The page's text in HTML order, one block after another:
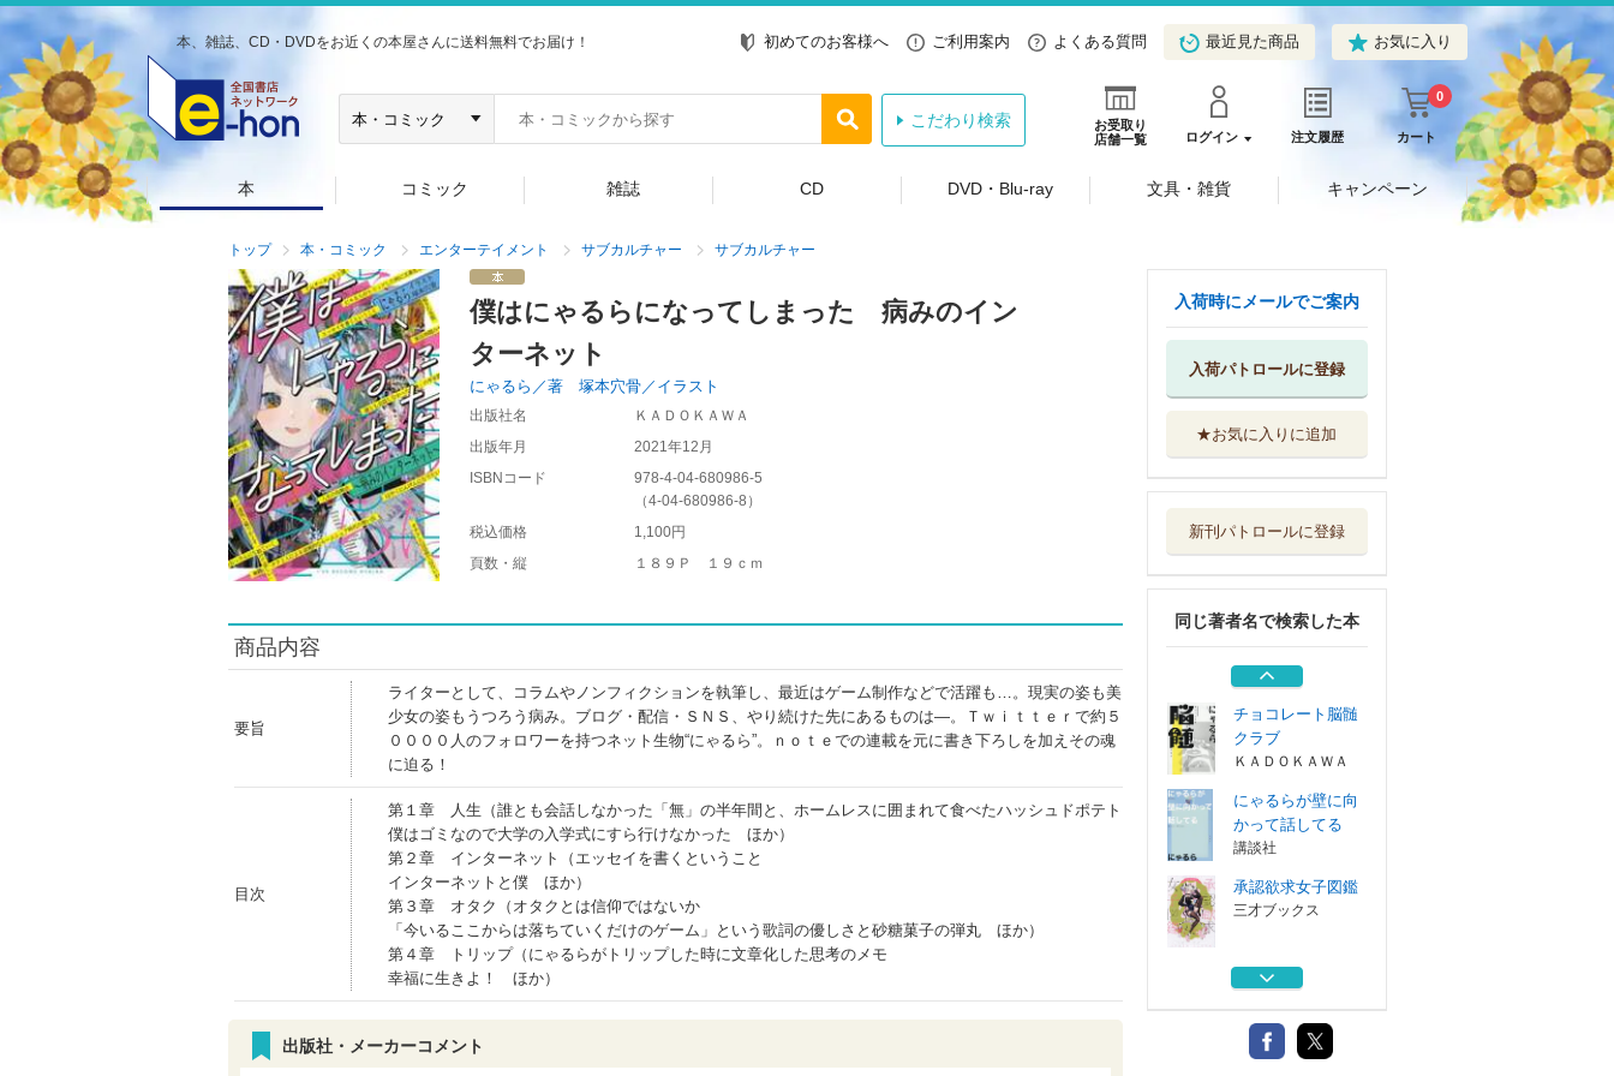
本、雑誌、CD・DVDをお近くの本屋さんに送料無料でお届け！ 初めてのお客様へ ご利用案内 よくある質問 最近見た商品 お気に入り
お受取り
店舗一覧
ログイン 注文履歴 カート
0
こだわり検索
本 コミック 雑誌 CD DVD・Blu-ray 文具・雑貨 キャンペーン
トップ 本・コミック エンターテイメント サブカルチャー サブカルチャー
僕はにゃるらになってしまった 病みのイン
ターネット
にゃるら／著 塚本穴骨／イラスト
出版社名
ＫＡＤＯＫＡＷＡ
出版年月
2021年12月
ISBNコード
978-4-04-680986-5
（4-04-680986-8 ）
税込価格
1,100円
頁数・縦
１８９Ｐ １９ｃｍ
商品内容
要旨
ライターとして、コラムやノンフィクションを執筆し、最近はゲーム制作などで活躍も…。現実の姿も美
少女の姿もうつろう病み。ブログ・配信・ＳＮＳ、やり続けた先にあるものは―。Ｔｗｉｔｔｅｒで約５
００００人のフォロワーを持つネット生物“にゃるら”。ｎｏｔｅでの連載を元に書き下ろしを加えその魂
に迫る！
目次
第１章 人生（誰とも会話しなかった「無」の半年間と、ホームレスに囲まれて食べたハッシュドポテト
僕はゴミなので大学の入学式にすら行けなかった ほか）
第２章 インターネット（エッセイを書くということ
インターネットと僕 ほか）
第３章 オタク（オタクとは信仰ではないか
「今いるここからは落ちていくだけのゲーム」という歌詞の優しさと砂糖菓子の弾丸 ほか）
第４章 トリップ（にゃるらがトリップした時に文章化した思考のメモ
幸福に生きよ！ ほか）
出版社・メーカーコメント
入荷時にメールでご案内
入荷パトロールに登録
★お気に入りに追加
新刊パトロールに登録
同じ著者名で検索した本
承認欲求女子図鑑
三才ブックス
蜘蛛
秋葉原裏の歩き方
彩図社
チョコレート脳髄
クラブ
ＫＡＤＯＫＡＷＡ
にゃるらが壁に向
かって話してる
講談社
承認欲求女子図鑑
三才ブックス
蜘蛛
秋葉原裏の歩き方